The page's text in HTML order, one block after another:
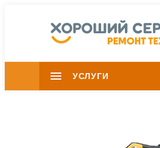
УСЛУГИ